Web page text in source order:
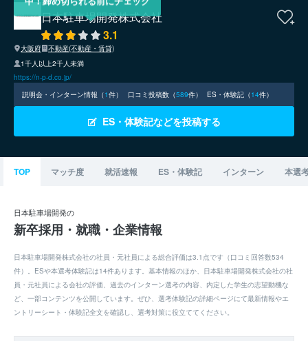
日本駐車場開発株式会社
3.1
大阪府
不動産(不動産・賃貸)
1千人以上2千人未満
https://n-p-d.co.jp/
中！締め切られる前にチェック
説明会・インターン情報（1件） 口コミ投稿数（589件） ES・体験記（14件）
ES・体験記などを投稿する
TOP マッチ度 就活速報 ES・体験記 インターン 本選
日本駐車場開発の
新卒採用・就職・企業情報
日本駐車場開発株式会社の社員・元社員による総合評価は3.1点です（口コミ回答数534
件）。ESや本選考体験記は14件あります。基本情報のほか、日本駐車場開発株式会社の社
員・元社員による会社の評価、過去のインターン選考の内容、内定した学生の志望動機な
ど、一部コンテンツを公開しています。ぜひ、選考体験記の詳細ページにて最新情報やエ
ントリーシート・体験記全文を確認し、選考対策に役立ててください。